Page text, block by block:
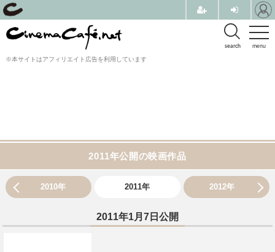
menu
search
※本サイトはアフィリエイト広告を利用しています
2011年公開の映画作品
2010年 2011年 2012年
2011年1月7日公開